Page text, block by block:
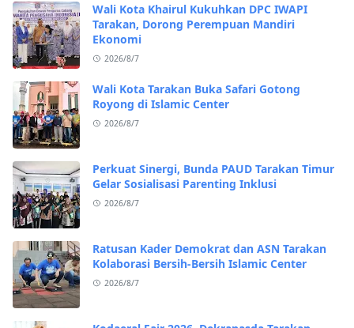
Wali Kota Khairul Kukuhkan DPC IWAPI
Tarakan, Dorong Perempuan Mandiri
Ekonomi
2026/8/7
Wali Kota Tarakan Buka Safari Gotong
Royong di Islamic Center
2026/8/7
Perkuat Sinergi, Bunda PAUD Tarakan Timur
Gelar Sosialisasi Parenting Inklusi
2026/8/7
Ratusan Kader Demokrat dan ASN Tarakan
Kolaborasi Bersih-Bersih Islamic Center
2026/8/7